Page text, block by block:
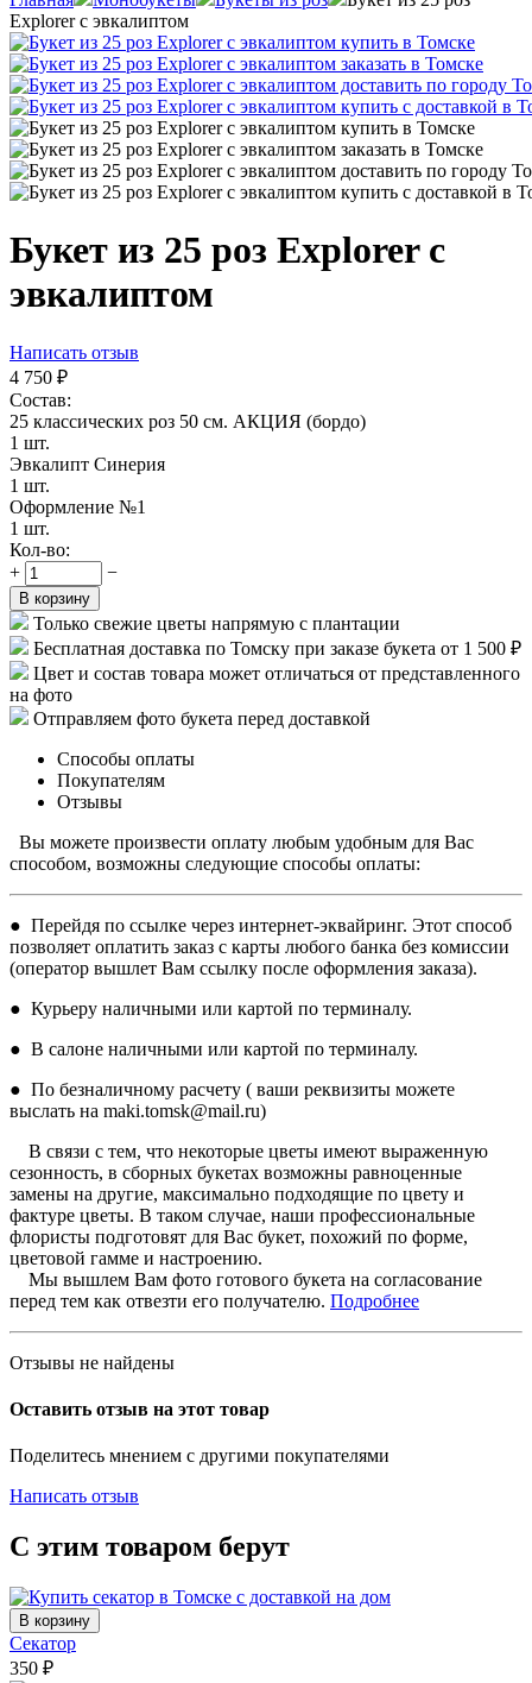
Explorer с эвкалиптом
Букет из 25 роз Explorer с
эвкалиптом
Написать отзыв
4 750 ₽
Состав:
25 классических роз 50 см. АКЦИЯ (бордо)
1 шт.
Эвкалипт Синерия
1 шт.
Оформление №1
1 шт.
Кол-во:
+
−
В корзину
Только свежие цветы напрямую с плантации
Бесплатная доставка по Томску при заказе букета от 1 500 ₽
Цвет и состав товара может отличаться от представленного
на фото
Отправляем фото букета перед доставкой
Способы оплаты
Покупателям
Отзывы
Вы можете произвести оплату любым удобным для Вас
способом, возможны следующие способы оплаты:
● Перейдя по ссылке через интернет-эквайринг. Этот способ
позволяет оплатить заказ с карты любого банка без комиссии
(оператор вышлет Вам ссылку после оформления заказа).
● Курьеру наличными или картой по терминалу.
● В салоне наличными или картой по терминалу.
● По безналичному расчету ( ваши реквизиты можете
выслать на maki.tomsk@mail.ru)
В связи с тем, что некоторые цветы имеют выраженную
сезонность, в сборных букетах возможны равноценные
замены на другие, максимально подходящие по цвету и
фактуре цветы. В таком случае, наши профессиональные
флористы подготовят для Вас букет, похожий по форме,
цветовой гамме и настроению.
Мы вышлем Вам фото готового букета на согласование
перед тем как отвезти его получателю. Подробнее
Отзывы не найдены
Оставить отзыв на этот товар
Поделитесь мнением с другими покупателями
Написать отзыв
С этим товаром берут
В корзину
Секатор
350 ₽